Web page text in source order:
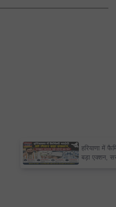
×
हरियाणा में फैमिली आईडी को लेकर
बड़ा एक्शन, सरकार खंगाल रही लोगों